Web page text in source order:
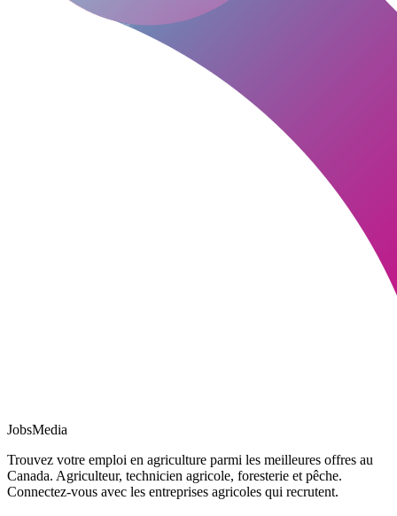
JobsMedia
Trouvez votre emploi en agriculture parmi les meilleures offres au
Canada. Agriculteur, technicien agricole, foresterie et pêche.
Connectez-vous avec les entreprises agricoles qui recrutent.